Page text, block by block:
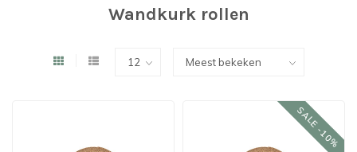
Wandkurk rollen
SALE -10%